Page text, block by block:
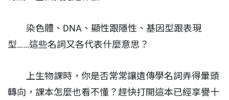
染色體、DNA、顯性跟隱性、基因型跟表現
型……這些名詞又各代表什麼意思？
上生物課時，你是否常常讓遺傳學名詞弄得暈頭
轉向，課本怎麼也看不懂？趕快打開這本已經享譽十